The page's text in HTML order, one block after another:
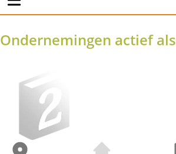
Ondernemingen actief als